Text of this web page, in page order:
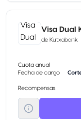
Visa Dual
de Kutxabank
Cuota anual
Fecha de cargo
Recompensas